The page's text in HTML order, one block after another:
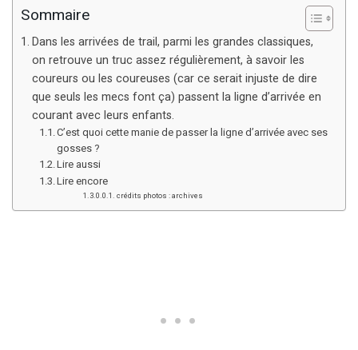
Sommaire
Dans les arrivées de trail, parmi les grandes classiques,
on retrouve un truc assez régulièrement, à savoir les
coureurs ou les coureuses (car ce serait injuste de dire
que seuls les mecs font ça) passent la ligne d’arrivée en
courant avec leurs enfants.
C’est quoi cette manie de passer la ligne d’arrivée avec ses
gosses ?
Lire aussi
Lire encore
crédits photos : archives